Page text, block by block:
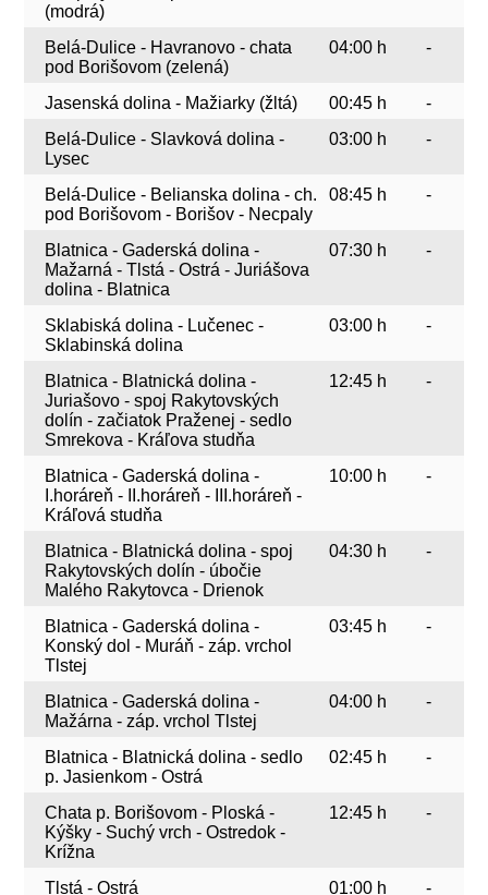
(modrá)
Belá-Dulice - Havranovo - chata
pod Borišovom (zelená)
04:00 h -
Jasenská dolina - Mažiarky (žltá) 00:45 h
-
Belá-Dulice - Slavková dolina -
Lysec
03:00 h -
Belá-Dulice - Belianska dolina - ch.
pod Borišovom - Borišov - Necpaly
08:45 h -
Blatnica - Gaderská dolina -
Mažarná - Tlstá - Ostrá - Juriášova
dolina - Blatnica
07:30 h -
Sklabiská dolina - Lučenec -
Sklabinská dolina
03:00 h -
Blatnica - Blatnická dolina -
Juriašovo - spoj Rakytovských
dolín - začiatok Praženej - sedlo
Smrekova - Kráľova studňa
12:45 h -
Blatnica - Gaderská dolina -
I.horáreň - II.horáreň - III.horáreň -
Kráľová studňa
10:00 h -
Blatnica - Blatnická dolina - spoj
Rakytovských dolín - úbočie
Malého Rakytovca - Drienok
04:30 h -
Blatnica - Gaderská dolina -
Konský dol - Muráň - záp. vrchol
Tlstej
03:45 h -
Blatnica - Gaderská dolina -
Mažárna - záp. vrchol Tlstej
04:00 h -
Blatnica - Blatnická dolina - sedlo
p. Jasienkom - Ostrá
02:45 h -
Chata p. Borišovom - Ploská -
Kýšky - Suchý vrch - Ostredok -
Krížna
12:45 h -
Tlstá - Ostrá 01:00 h -